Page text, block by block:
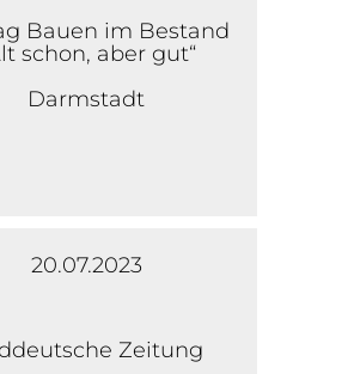
Bauen im Bestand
schon, aber gut“
Darmstadt
20.07.2023
Zeitung